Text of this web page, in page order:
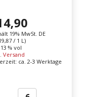
19% MwSt. DE
/ 1 L)
% vol
Versand
ca. 2-3 Werktage